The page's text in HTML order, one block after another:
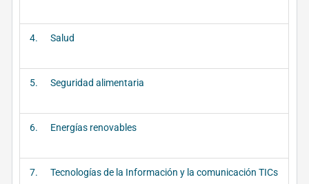
4. Salud
5. Seguridad alimentaria
6. Energías renovables
7. Tecnologías de la Información y la comunicación TICs